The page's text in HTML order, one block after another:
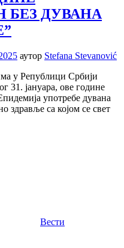
ДУВАНА
аутор Stefana Stevanović
у Републици Србији
31. јануара, ове године
употребе дувана
здравље са којом се свет
Вести